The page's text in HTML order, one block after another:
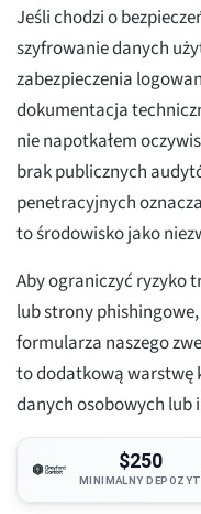
Jeśli chodzi o
szyfrowanie danych
zabezpieczenia
dokumentacja
nie napotkałem
brak publicznych
penetracyjnych
to środowisko jako
Aby ograniczyć ryzyko
lub strony
formularza naszego
to dodatkową warstwę
danych osobowych lub
$250
MINIMALNY DEPOZYT